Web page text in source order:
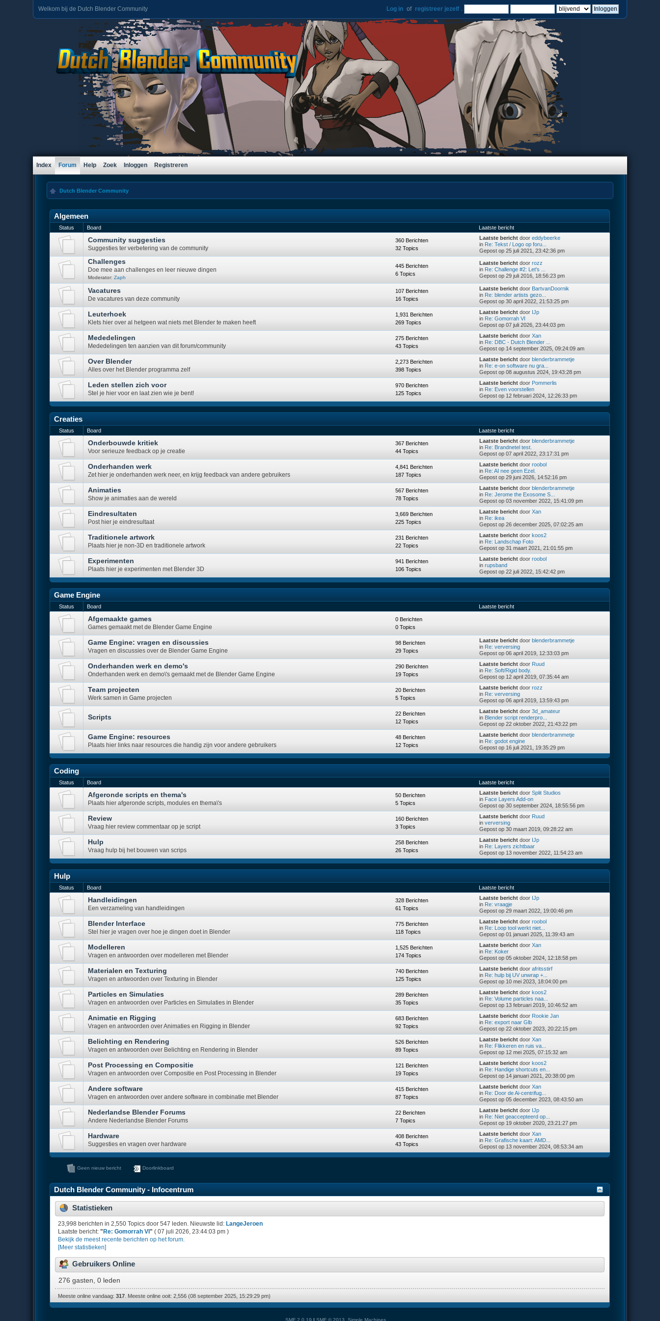
Welkom bij de Dutch Blender Community Log in of registreer jezelf .
Index Forum Help Zoek Inloggen Registreren
Dutch Blender Community
Algemeen
Status Board Laatste bericht
Community suggesties
Suggesties ter verbetering van de community
360 Berichten
32 Topics
Laatste berichtdoor eddybeerke
in Re: Tekst / Logo op foru...
Gepost op 25 juli 2021, 23:42:36 pm
Challenges
Doe mee aan challenges en leer nieuwe dingen
Moderator: Zaph
445 Berichten
6 Topics
Laatste berichtdoor rozz
in Re: Challenge #2: Let's ...
Gepost op 29 juli 2016, 18:56:23 pm
Vacatures
De vacatures van deze community
107 Berichten
16 Topics
Laatste berichtdoor BartvanDoornik
in Re: blender artists gezo...
Gepost op 30 april 2022, 21:53:25 pm
Leuterhoek
Klets hier over al hetgeen wat niets met Blender te maken heeft
1,931 Berichten
269 Topics
Laatste berichtdoor IJp
in Re: Gomorrah VI
Gepost op 07 juli 2026, 23:44:03 pm
Mededelingen
Mededelingen ten aanzien van dit forum/community
275 Berichten
43 Topics
Laatste berichtdoor Xan
in Re: DBC - Dutch Blender ...
Gepost op 14 september 2025, 09:24:09 am
Over Blender
Alles over het Blender programma zelf
2,273 Berichten
398 Topics
Laatste berichtdoor blenderbrammetje
in Re: e-on software nu gra...
Gepost op 08 augustus 2024, 19:43:28 pm
Leden stellen zich voor
Stel je hier voor en laat zien wie je bent!
970 Berichten
125 Topics
Laatste berichtdoor Pommerlis
in Re: Even voorstellen
Gepost op 12 februari 2024, 12:26:33 pm
Creaties
Status Board Laatste bericht
Onderbouwde kritiek
Voor serieuze feedback op je creatie
367 Berichten
44 Topics
Laatste berichtdoor blenderbrammetje
in Re: Brandnetel test.
Gepost op 07 april 2022, 23:17:31 pm
Onderhanden werk
Zet hier je onderhanden werk neer, en krijg feedback van andere gebruikers
4,841 Berichten
187 Topics
Laatste berichtdoor roobol
in Re: AI nee geen Ezel.
Gepost op 29 juni 2026, 14:52:16 pm
Animaties
Show je animaties aan de wereld
567 Berichten
78 Topics
Laatste berichtdoor blenderbrammetje
in Re: Jerome the Exosome S...
Gepost op 03 november 2022, 15:41:09 pm
Eindresultaten
Post hier je eindresultaat
3,669 Berichten
225 Topics
Laatste berichtdoor Xan
in Re: ikea
Gepost op 26 december 2025, 07:02:25 am
Traditionele artwork
Plaats hier je non-3D en traditionele artwork
231 Berichten
22 Topics
Laatste berichtdoor koos2
in Re: Landschap Foto
Gepost op 31 maart 2021, 21:01:55 pm
Experimenten
Plaats hier je experimenten met Blender 3D
941 Berichten
106 Topics
Laatste berichtdoor roobol
in rupsband
Gepost op 22 juli 2022, 15:42:42 pm
Game Engine
Status Board Laatste bericht
Afgemaakte games
Games gemaakt met de Blender Game Engine
0 Berichten
0 Topics
Game Engine: vragen en discussies
Vragen en discussies over de Blender Game Engine
98 Berichten
29 Topics
Laatste berichtdoor blenderbrammetje
in Re: verversing
Gepost op 06 april 2019, 12:33:03 pm
Onderhanden werk en demo's
Onderhanden werk en demo\'s gemaakt met de Blender Game Engine
290 Berichten
19 Topics
Laatste berichtdoor Ruud
in Re: Soft/Rigid body.
Gepost op 12 april 2019, 07:35:44 am
Team projecten
Werk samen in Game projecten
20 Berichten
5 Topics
Laatste berichtdoor rozz
in Re: verversing
Gepost op 06 april 2019, 13:59:43 pm
Scripts
22 Berichten
12 Topics
Laatste berichtdoor 3d_amateur
in Blender script renderpro...
Gepost op 22 oktober 2022, 21:43:22 pm
Game Engine: resources
Plaats hier links naar resources die handig zijn voor andere gebruikers
48 Berichten
12 Topics
Laatste berichtdoor blenderbrammetje
in Re: godot engine
Gepost op 16 juli 2021, 19:35:29 pm
Coding
Status Board Laatste bericht
Afgeronde scripts en thema's
Plaats hier afgeronde scripts, modules en thema\'s
50 Berichten
5 Topics
Laatste berichtdoor Split Studios
in Face Layers Add-on
Gepost op 30 september 2024, 18:55:56 pm
Review
Vraag hier review commentaar op je script
160 Berichten
3 Topics
Laatste berichtdoor Ruud
in verversing
Gepost op 30 maart 2019, 09:28:22 am
Hulp
Vraag hulp bij het bouwen van scrips
258 Berichten
26 Topics
Laatste berichtdoor IJp
in Re: Layers zichtbaar
Gepost op 13 november 2022, 11:54:23 am
Hulp
Status Board Laatste bericht
Handleidingen
Een verzameling van handleidingen
328 Berichten
61 Topics
Laatste berichtdoor IJp
in Re: vraagje
Gepost op 29 maart 2022, 19:00:46 pm
Blender Interface
Stel hier je vragen over hoe je dingen doet in Blender
775 Berichten
118 Topics
Laatste berichtdoor roobol
in Re: Loop tool werkt niet...
Gepost op 01 januari 2025, 11:39:43 am
Modelleren
Vragen en antwoorden over modelleren met Blender
1,525 Berichten
174 Topics
Laatste berichtdoor Xan
in Re: Koker
Gepost op 05 oktober 2024, 12:18:58 pm
Materialen en Texturing
Vragen en antwoorden over Texturing in Blender
740 Berichten
125 Topics
Laatste berichtdoor afritsstirf
in Re: hulp bij UV unwrap +...
Gepost op 10 mei 2023, 18:04:00 pm
Particles en Simulaties
Vragen en antwoorden over Particles en Simulaties in Blender
289 Berichten
35 Topics
Laatste berichtdoor koos2
in Re: Volume particles naa...
Gepost op 13 februari 2019, 10:46:52 am
Animatie en Rigging
Vragen en antwoorden over Animaties en Rigging in Blender
683 Berichten
92 Topics
Laatste berichtdoor Rookie Jan
in Re: export naar Glb
Gepost op 22 oktober 2023, 20:22:15 pm
Belichting en Rendering
Vragen en antwoorden over Belichting en Rendering in Blender
526 Berichten
89 Topics
Laatste berichtdoor Xan
in Re: Flikkeren en ruis va...
Gepost op 12 mei 2025, 07:15:32 am
Post Processing en Compositie
Vragen en antwoorden over Compositie en Post Processing in Blender
121 Berichten
19 Topics
Laatste berichtdoor koos2
in Re: Handige shortcuts en...
Gepost op 14 januari 2021, 20:38:00 pm
Andere software
Vragen en antwoorden over andere software in combinatie met Blender
415 Berichten
87 Topics
Laatste berichtdoor Xan
in Re: Door de Ai-centrifug...
Gepost op 05 december 2023, 08:43:50 am
Nederlandse Blender Forums
Andere Nederlandse Blender Forums
22 Berichten
7 Topics
Laatste berichtdoor IJp
in Re: Niet geaccepteerd op...
Gepost op 19 oktober 2020, 23:21:27 pm
Hardware
Suggesties en vragen over hardware
408 Berichten
43 Topics
Laatste berichtdoor Xan
in Re: Grafische kaart: AMD...
Gepost op 13 november 2024, 08:53:34 am
Geen nieuw bericht Doorlinkboard
Dutch Blender Community - Infocentrum
Statistieken
23,998 berichten in 2,550 Topics door 547 leden. Nieuwste lid:LangeJeroen
Laatste bericht:"Re: Gomorrah VI" ( 07 juli 2026, 23:44:03 pm )
Bekijk de meest recente berichten op het forum.
[Meer statistieken]
Gebruikers Online
276 gasten, 0 leden
Meeste online vandaag: 317. Meeste online ooit: 2,556 (08 september 2025, 15:29:29 pm)
SMF 2.0.19 | SMF © 2013 Simple Machines